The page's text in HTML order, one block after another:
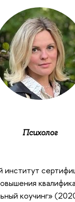
Психолог
коучинг»